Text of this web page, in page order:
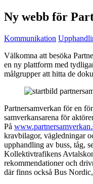
Ny webb för
Kommunikation
Välkomna att besöka
en ny plattform med
målgrupper att hitta de
Partnersamverkan för en
samverkansarena för
På
kravbilagor, vägledningar
upphandling av buss, tåg,
Kollektivtrafikens
rekommendationer och
där finns också Bus